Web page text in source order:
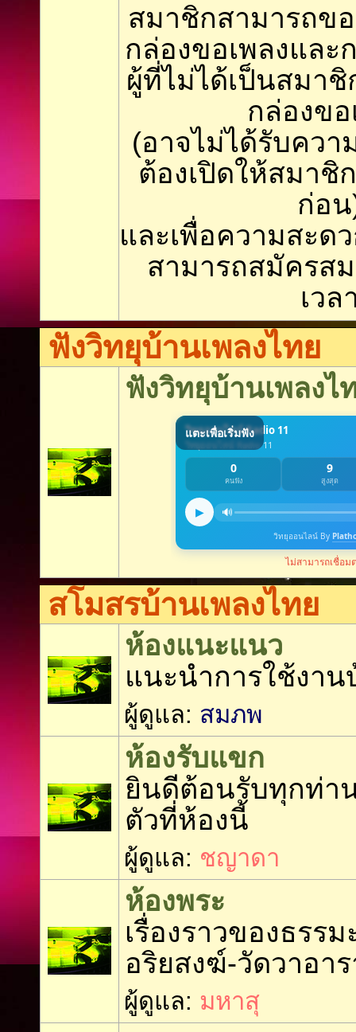
สมาชิกสามารถข
กล่องขอเพลงแล
ผู้ที่ไม่ได้เป็นสมา
กล่องขอ
(อาจไม่ได้รับควา
ต้องเปิดให้สมาชิ
ก่อ
และเพื่อความสะด
สามารถสมัครส
เวล
ฟังวิทยุบ้านเพลงไทย
ฟังวิทยุบ้านเพลงไ
สโมสรบ้านเพลงไทย
ห้องแนะแนว
แนะนำการใช้งาน
ผู้ดูแล: สมภพ
ห้องรับแขก
ยินดีต้อนรับทุกท่า
ตัวที่ห้องนี้
ผู้ดูแล: ชญาดา
ห้องพระ
เรื่องราวของธรรม
อริยสงฆ์-วัดวาอา
ผู้ดูแล: มหาสุ